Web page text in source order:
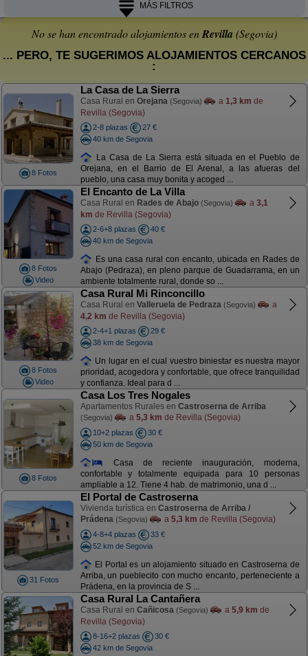
MÁS FILTROS
No se han encontrado alojamientos enRevilla (Segovia)
... PERO, TE SUGERIMOS ALOJAMIENTOS CERCANOS
:
8 Fotos
La Casa de La Sierra
Casa Rural en Orejana (Segovia) a 1,3 km de
Revilla (Segovia)
2-8 plazas
27 €
40 km de Segovia
La Casa de La Sierra está situada en el Pueblo de
Orejana, en el Barrio de El Arenal, a las afueras del
pueblo, una casa muy bonita y acoged ...
8 Fotos
Video
El Encanto de La Villa
Casa Rural en Rades de Abajo (Segovia) a 3,1
km de Revilla (Segovia)
2-6+8 plazas
40 €
40 km de Segovia
Es una casa rural con encanto, ubicada en Rades de
Abajo (Pedraza), en pleno parque de Guadarrama, en un
ambiente totalmente rural, donde so ...
8 Fotos
Video
Casa Rural Mi Rinconcillo
Casa Rural en Valleruela de Pedraza (Segovia)
a
4,2 km de Revilla (Segovia)
2-4+1 plazas
29 €
38 km de Segovia
Un lugar en el cual vuestro biniestar es nuestra mayor
prioridad, acogedora y confortable, que ofrece tranquilidad
y confianza. Ideal para d ...
8 Fotos
Casa Los Tres Nogales
Apartamentos Rurales en Castroserna de Arriba
(Segovia) a 5,3 km de Revilla (Segovia)
10+2 plazas
30 €
50 km de Segovia
Casa de reciente inauguración, moderna,
confortable y totalmente equipada para 10 personas
ampliable a 12. Tiene 4 hab. de matrimonio, una d ...
31 Fotos
El Portal de Castroserna
Vivienda turística en Castroserna de Arriba /
Prádena (Segovia) a 5,3 km de Revilla (Segovia)
4-8+4 plazas
33 €
52 km de Segovia
El Portal es un alojamiento situado en Castroserna de
Arriba, un pueblecito con mucho encanto, perteneciente a
Prádena, en la provincia de S ...
Casa Rural La Cantañera
Casa Rural en Cañicosa (Segovia) a 5,9 km de
Revilla (Segovia)
8-16+2 plazas
30 €
42 km de Segovia